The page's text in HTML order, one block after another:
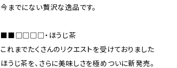
今までにない贅沢な逸品です。
■■□□□□・ほうじ茶
これまでたくさんのリクエストを受けておりました
ほうじ茶を、さらに美味しさを極めついに新発売。